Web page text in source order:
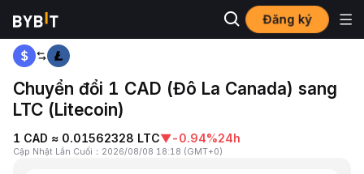
Đăng ký
Trang chủ
Chuyển đổi 1 CAD (Đô La Canada) sang
LTC (Litecoin)
1 CAD ≈ 0.01562328 LTC▼-0.94%24h
Cập Nhật Lần Cuối ： 2026/08/08 18:18 (GMT+0)